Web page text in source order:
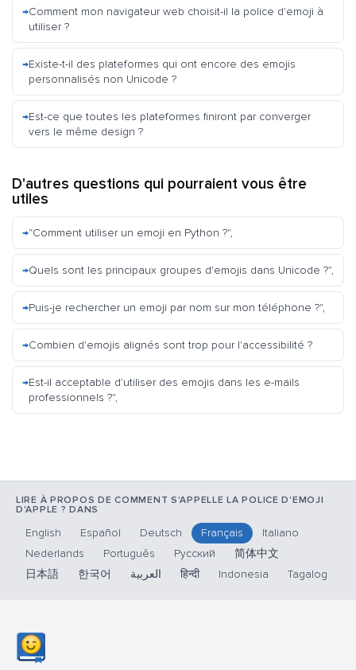
Comment mon navigateur web choisit-il la police d'emoji à
utiliser ?
Existe-t-il des plateformes qui ont encore des emojis
personnalisés non Unicode ?
Est-ce que toutes les plateformes finiront par converger
vers le même design ?
D'autres questions qui pourraient vous être
utiles
"Comment utiliser un emoji en Python ?",
Quels sont les principaux groupes d'emojis dans Unicode ?",
Puis-je rechercher un emoji par nom sur mon téléphone ?",
Combien d'emojis alignés sont trop pour l'accessibilité ?
Est-il acceptable d'utiliser des emojis dans les e-mails
professionnels ?",
LIRE À PROPOS DE COMMENT S'APPELLE LA POLICE D'EMOJI
D'APPLE ? DANS
English Español Deutsch Français
Italiano
Nederlands
Português Русский
简体中文
日本語
한국어 العربية हिन्दी Indonesia Tagalog